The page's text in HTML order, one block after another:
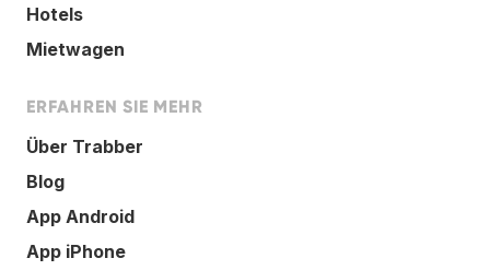
Hotels
Mietwagen
ERFAHREN SIE MEHR
Über Trabber
Blog
App Android
App iPhone